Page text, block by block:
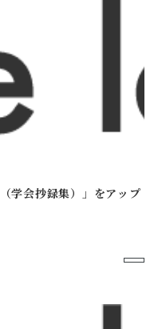
学会抄録集）」をアップ